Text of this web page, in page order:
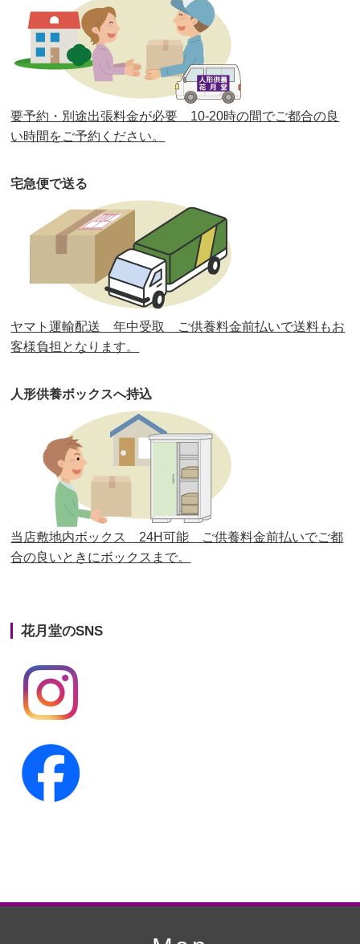
第38回人形供養祭 令和2年8月26日(水)
第37回人形供養祭 令和2年6月8日(月)
第36回人形供養祭 令和2年4月16日(木)
第35回人形供養祭令和2年2月13日(木)
第33回人形供養祭
第32回人形供養祭 令和元年6月12日(水)
第31回人形供養祭 平成31年3月13日(水)
第30回人形供養祭平成30年11月28日(水)
第29回人形供養祭平成30年5月23日(水)
第27回人形供養祭平成29年6月14日(水)
第26回人形供養祭平成28年12月15日(木)
第25回人形供養祭 平成28年6月16日(木)
第24回人形供養祭 平成27年11月27日
第23回人形供養祭平成26年12月5日
第22回人形供養祭平成26年4月28日
第20回人形供養祭
第19回人形供養祭
第18回人形供養祭
第16回人形供養祭
第15回人形供養祭
第12回人形供養祭平成22年3月9日
平成21年12月4日
要予約・別途出張料金が必要 10-20時の間でご都合の良
い時間をご予約ください。
宅急便で送る
ヤマト運輸配送 年中受取 ご供養料金前払いで送料もお
客様負担となります。
人形供養ボックスへ持込
当店敷地内ボックス 24H可能 ご供養料金前払いでご都
合の良いときにボックスまで。
花月堂のSNS